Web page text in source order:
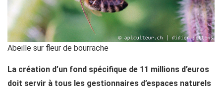
Abeille sur fleur de bourrache
La création d’un fond spécifique de 11 millions d’euros
doit servir à tous les gestionnaires d’espaces naturels